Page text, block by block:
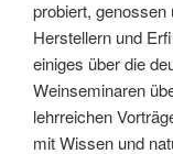
probiert, genossen
Herstellern und
einiges über die
Weinseminaren
lehrreichen
mit Wissen und